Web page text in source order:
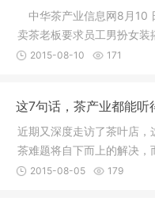
中华茶产业信息网8月10
卖茶老板要求员工男扮女
装，甚至
2015-08-10 171
这7句话，茶产业都能听
近期又深度走访了茶叶店
茶难题将自下而上的解决
营过程中
2015-08-05 179